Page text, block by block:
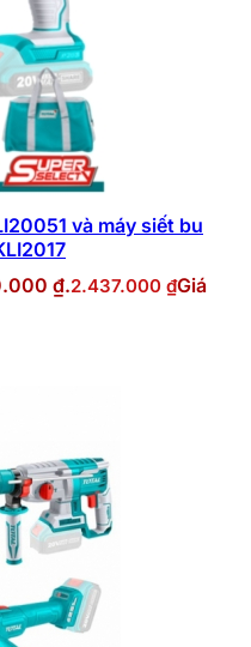
và máy siết bu
₫.2.437.000 ₫Giá